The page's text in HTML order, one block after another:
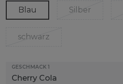
Blau Silber
schwarz
GESCHMACK 1